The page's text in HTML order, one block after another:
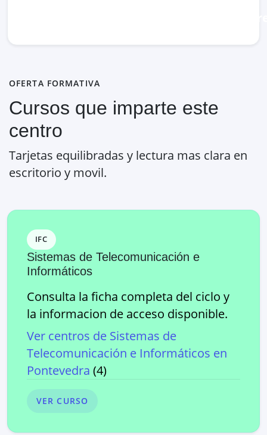
OFERTA FORMATIVA
Cursos que imparte este
centro
Tarjetas equilibradas y lectura mas clara en
escritorio y movil.
IFC
Sistemas de Telecomunicación e
Informáticos
Consulta la ficha completa del ciclo y
la informacion de acceso disponible.
Ver centros de Sistemas de
Telecomunicación e Informáticos en
Pontevedra (4)
VER CURSO